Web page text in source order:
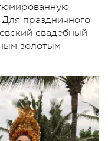
праздничного
свадебный
золотым